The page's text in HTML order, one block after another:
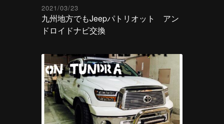
2021/03/23
九州地方でもJeepパトリオット アン
ドロイドナビ交換